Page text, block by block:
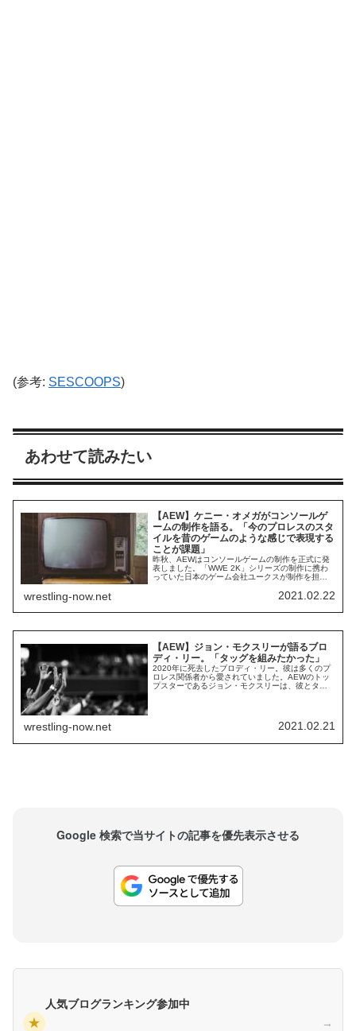
(参考: SESCOOPS)
あわせて読みたい
【AEW】ケニー・オメガがコンソールゲ
ームの制作を語る。「今のプロレスのスタ
イルを昔のゲームのような感じで表現する
ことが課題」
昨秋、AEWはコンソールゲームの制作を正式に発
表しました。「WWE 2K」シリーズの制作に携わ
っていた日本のゲーム会社ユークスが制作を担当
ピオンのケニー・オメガは、talkSPORTのインタ
っています。本当に興奮しているよ。ユークスの
wrestling-now.net 2021.02.22
【AEW】ジョン・モクスリーが語るブロ
ディ・リー。「タッグを組みたかった」
2020年に死去したブロディ・リー。彼は多くのプ
ロレス関係者から愛されていました。AEWのトッ
プスターであるジョン・モクスリーは、彼とタッ
レスが好きだしさ。AEWには素晴らしいタッグチ
ームがたくさんあるから、俺も一緒にやりたか...
wrestling-now.net 2021.02.21
Google 検索で当サイトの記事を優先表示させる
★
人気ブログランキング参加中
→